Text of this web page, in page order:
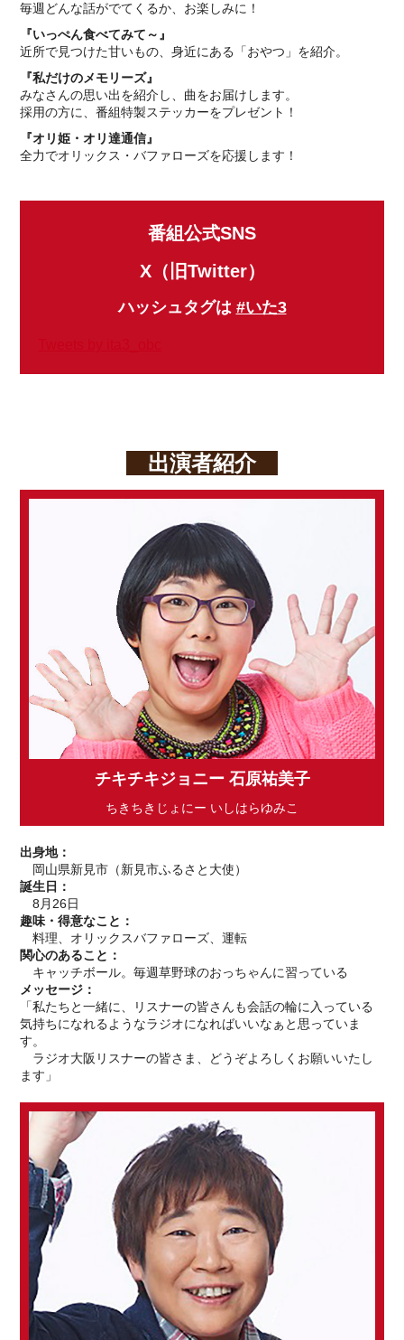
毎週どんな話がでてくるか、お楽しみに！
『いっぺん食べてみて～』
近所で見つけた甘いもの、身近にある「おやつ」を紹介。
『私だけのメモリーズ』
みなさんの思い出を紹介し、曲をお届けします。
採用の方に、番組特製ステッカーをプレゼント！
『オリ姫・オリ達通信』
全力でオリックス・バファローズを応援します！
番組公式SNS
X（旧Twitter）
ハッシュタグは #いた3
出演者紹介
チキチキジョニー 石原祐美子
ちきちきじょにー いしはらゆみこ
出身地：
岡山県新見市（新見市ふるさと大使）
誕生日：
8月26日
趣味・得意なこと：
料理、オリックスバファローズ、運転
関心のあること：
キャッチボール。毎週草野球のおっちゃんに習っている
メッセージ：
「私たちと一緒に、リスナーの皆さんも会話の輪に入っている
気持ちになれるようなラジオになればいいなぁと思っていま
す。
ラジオ大阪リスナーの皆さま、どうぞよろしくお願いいたし
ます」